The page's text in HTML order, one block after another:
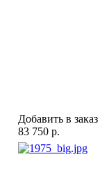
Добавить в заказ
83 750 р.